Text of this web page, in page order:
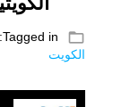
folder_open
Tagged in:
الكويت